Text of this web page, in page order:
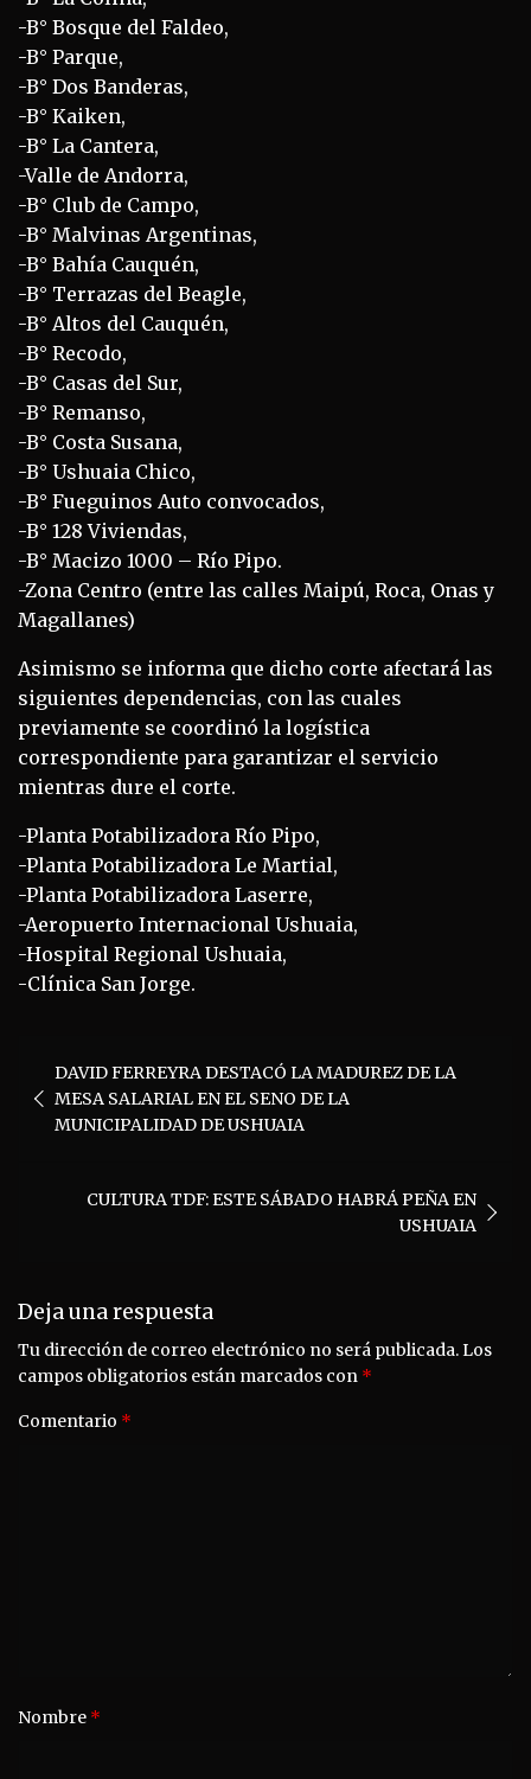
-B° Bosque del Faldeo,
-B° Parque,
-B° Dos Banderas,
-B° Kaiken,
-B° La Cantera,
-Valle de Andorra,
-B° Club de Campo,
-B° Malvinas Argentinas,
-B° Bahía Cauquén,
-B° Terrazas del Beagle,
-B° Altos del Cauquén,
-B° Recodo,
-B° Casas del Sur,
-B° Remanso,
-B° Costa Susana,
-B° Ushuaia Chico,
-B° Fueguinos Auto convocados,
-B° 128 Viviendas,
-B° Macizo 1000 – Río Pipo.
-Zona Centro (entre las calles Maipú, Roca, Onas y
Magallanes)
Asimismo se informa que dicho corte afectará las
siguientes dependencias, con las cuales
previamente se coordinó la logística
correspondiente para garantizar el servicio
mientras dure el corte.
-Planta Potabilizadora Río Pipo,
-Planta Potabilizadora Le Martial,
-Planta Potabilizadora Laserre,
-Aeropuerto Internacional Ushuaia,
-Hospital Regional Ushuaia,
-Clínica San Jorge.
de
entradas
DAVID FERREYRA DESTACÓ LA MADUREZ DE LA
MESA SALARIAL EN EL SENO DE LA
MUNICIPALIDAD DE USHUAIA
CULTURA TDF: ESTE SÁBADO HABRÁ PEÑA EN
USHUAIA
Deja una respuesta
Tu dirección de correo electrónico no será publicada.Los
campos obligatorios están marcados con *
Comentario *
Nombre *